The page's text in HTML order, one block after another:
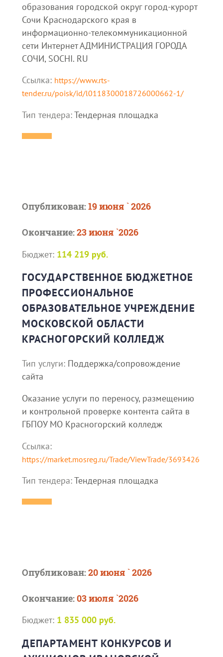
образования городской округ город-курорт
Сочи Краснодарского края в
информационно-телекоммуникационной
сети Интернет АДМИНИСТРАЦИЯ ГОРОДА
СОЧИ, SOCHI. RU
Ссылка: https://www.rts-
tender.ru/poisk/id/l0118300018726000662-1/
Тип тендера:Тендерная площадка
Опубликован:19 июня ` 2026
Окончание:23 июня `2026
Бюджет: 114 219 руб.
ГОСУДАРСТВЕННОЕ БЮДЖЕТНОЕ
ПРОФЕССИОНАЛЬНОЕ
ОБРАЗОВАТЕЛЬНОЕ УЧРЕЖДЕНИЕ
МОСКОВСКОЙ ОБЛАСТИ
КРАСНОГОРСКИЙ КОЛЛЕДЖ
Тип услуги: Поддержка/сопровождение
сайта
Оказание услуги по переносу, размещению
и контрольной проверке контента сайта в
ГБПОУ МО Красногорский колледж
Ссылка:
https://market.mosreg.ru/Trade/ViewTrade/3693426
Тип тендера:Тендерная площадка
Опубликован:20 июня ` 2026
Окончание:03 июля `2026
Бюджет: 1 835 000 руб.
ДЕПАРТАМЕНТ КОНКУРСОВ И